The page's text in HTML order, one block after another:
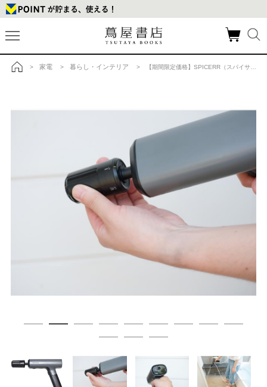
> 家電 > 暮らし・インテリア > 【期間限定価格】SPICERR（スパイサー）ポケッタブル高圧洗浄機 ブラックの商品詳細